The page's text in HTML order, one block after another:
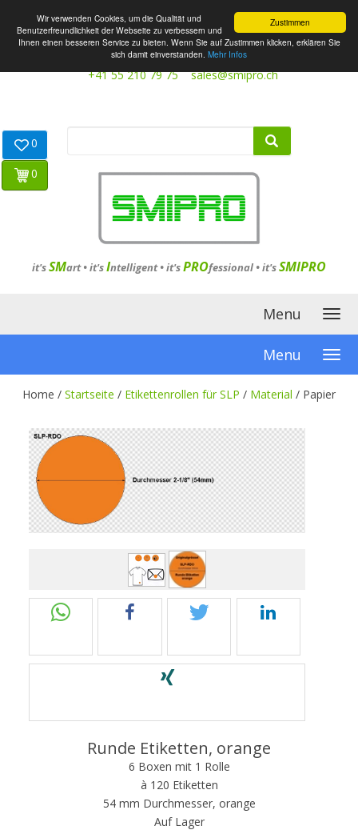
Zustimmen
Wir verwenden Cookies, um die Qualität und
Benutzerfreundlichkeit der Webseite zu verbessern und
Ihnen einen besseren Service zu bieten. Wenn Sie auf Zustimmen klicken, erklären Sie
sich damit einverstanden. Mehr Infos
+41 55 210 79 75 sales@smipro.ch
it'sSMart •it'sIntelligent•it'sPROfessional •it'sSMIPRO
0
0
Menu
Menu
Home / Startseite / Etikettenrollen für SLP / Material / Papier
Runde Etiketten, orange
6 Boxen mit 1 Rolle
à 120 Etiketten
54 mm Durchmesser, orange
Auf Lager